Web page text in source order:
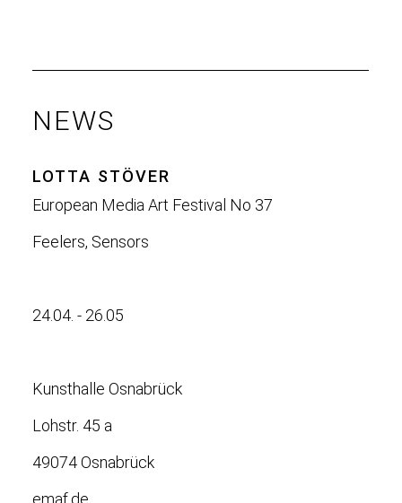
NEWS
LOTTA STÖVER
European Media Art Festival No 37
Feelers, Sensors
24.04. - 26.05
Kunsthalle Osnabrück
Lohstr. 45 a
49074 Osnabrück